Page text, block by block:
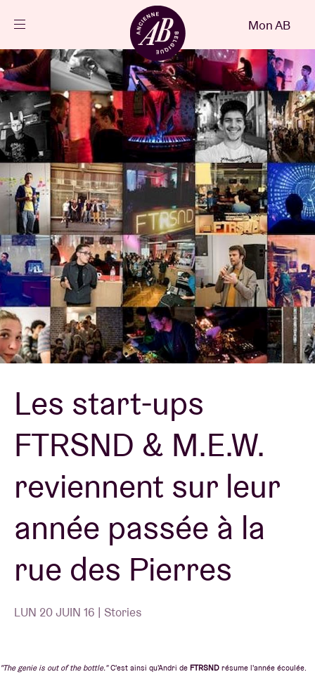
FR
Agenda
Projets
Actualités
Infos visiteurs
AB ❤ you
Location de salles
BRDCST
ABtv
Chèque-concert
À propos de l'AB
Contact
Mon AB
Les start-ups
FTRSND & M.E.W.
reviennent sur leur
année passée à la
rue des Pierres
LUN 20 JUIN 16 | Stories
"The genie is out of the bottle.”C'est ainsi qu'Andri de FTRSND résume l'année écoulée.